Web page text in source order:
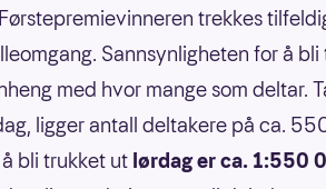
trekkes
Sannsynligheten for å
med hvor mange som deltar.
ligger antall deltakere på ca.
bli trukket ut lørdag er ca. 1:550